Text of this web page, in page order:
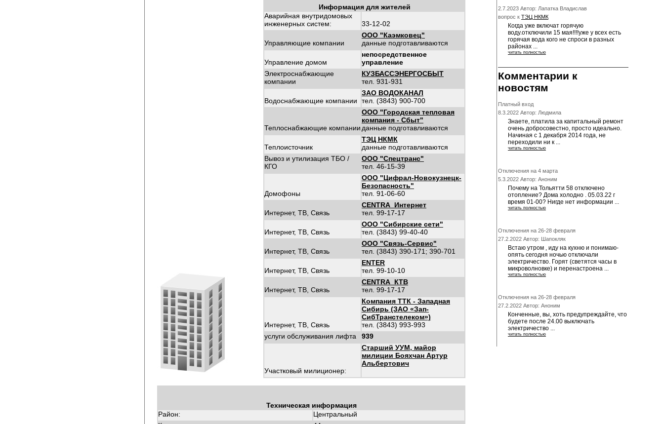
Информация для жителей
Аварийная внутридомовых
инженерных систем:
33-12-02
Управляющие компании
ООО "Каэмковец"
данные подготавливаются
Управление домом
непосредственное
управление
Электроснабжающие
компании
КУЗБАССЭНЕРГОСБЫТ
тел. 931-931
Водоснабжающие компании
ЗАО ВОДОКАНАЛ
тел. (3843) 900-700
Теплоснабжающие компании
ООО "Городская тепловая
компания - Сбыт"
данные подготавливаются
Теплоисточник
ТЭЦ НКМК
данные подготавливаются
Вывоз и утилизация ТБО /
КГО
ООО "Спецтранс"
тел. 46-15-39
Домофоны
ООО "Цифрал-Новокузнецк-
Безопасность"
тел. 91-06-60
Интернет, ТВ, Связь
CENTRA_Интернет
тел. 99-17-17
Интернет, ТВ, Связь
ООО "Сибирские сети"
тел. (3843) 99-40-40
Интернет, ТВ, Связь
ООО "Связь-Сервис"
тел. (3843) 390-171; 390-701
Интернет, ТВ, Связь
ENTER
тел. 99-10-10
Интернет, ТВ, Связь
CENTRA_КТВ
тел. 99-17-17
Интернет, ТВ, Связь
Компания ТТК - Западная
Сибирь (ЗАО «Зап-
СибТранстелеком»)
тел. (3843) 993-993
услуги обслуживания лифта
939
Участковый милиционер:
Старший УУМ, майор
милиции Бояхчан Артур
Альбертович
Техническая информация
Район:
Центральный
2.7.2023 Автор: Лапатка Владислав
вопрос к ТЭЦ НКМК
Когда уже включат горячую
воду.отключили 15 мая!!!!уже у всех есть
горячая вода кого не спроси в разных
районах ...
читать полностью
Комментарии к
новостям
Платный вход
8.3.2022 Автор: Людмила
Знаете, платила за капитальный ремонт
очень добросовестно, просто идеально.
Начиная с 1 декабря 2014 года, не
переходили ни к ...
читать полностью
Отключения на 4 марта
5.3.2022 Автор: Аноним
Почему на Тольятти 58 отключено
отопление? Дома холодно . 05.03.22 г
время 01-00? Нигде нет информации ...
читать полностью
Отключения на 26-28 февраля
27.2.2022 Автор: Шапокляк
Встаю утром , иду на кухню и понимаю-
опять сегодня ночью отключали
электричество. Горят (светятся часы в
микроволновке) и перенастроена ...
читать полностью
Отключения на 26-28 февраля
27.2.2022 Автор: Аноним
Конченные, вы, хоть предупреждайте, что
будете после 24.00 выключать
электричество ...
читать полностью